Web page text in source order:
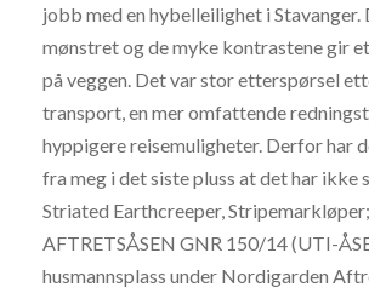
jobb med en hybelleilighet i Stavanger.
mønstret og de myke kontrastene gir
på veggen. Det var stor etterspørsel
transport, en mer omfattende
hyppigere reisemuligheter. Derfor har
fra meg i det siste pluss at det har ikke
Striated Earthcreeper, Stripemarkløper;
AFTRETSÅSEN GNR 150/14 (UTI-
husmannsplass under Nordigarden